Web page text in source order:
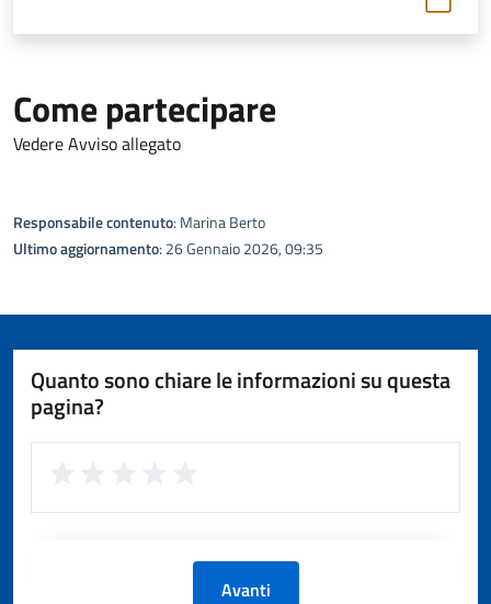
Come partecipare
Vedere Avviso allegato
Responsabile contenuto: Marina Berto
Ultimo aggiornamento: 26 Gennaio 2026, 09:35
Quanto sono chiare le informazioni su questa
pagina?
Avanti